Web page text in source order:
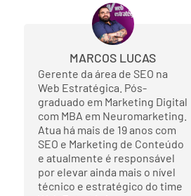
MARCOS LUCAS
Gerente da área de SEO na
Web Estratégica. Pós-
graduado em Marketing Digital
com MBA em Neuromarketing.
Atua há mais de 19 anos com
SEO e Marketing de Conteúdo
e atualmente é responsável
por elevar ainda mais o nível
técnico e estratégico do time